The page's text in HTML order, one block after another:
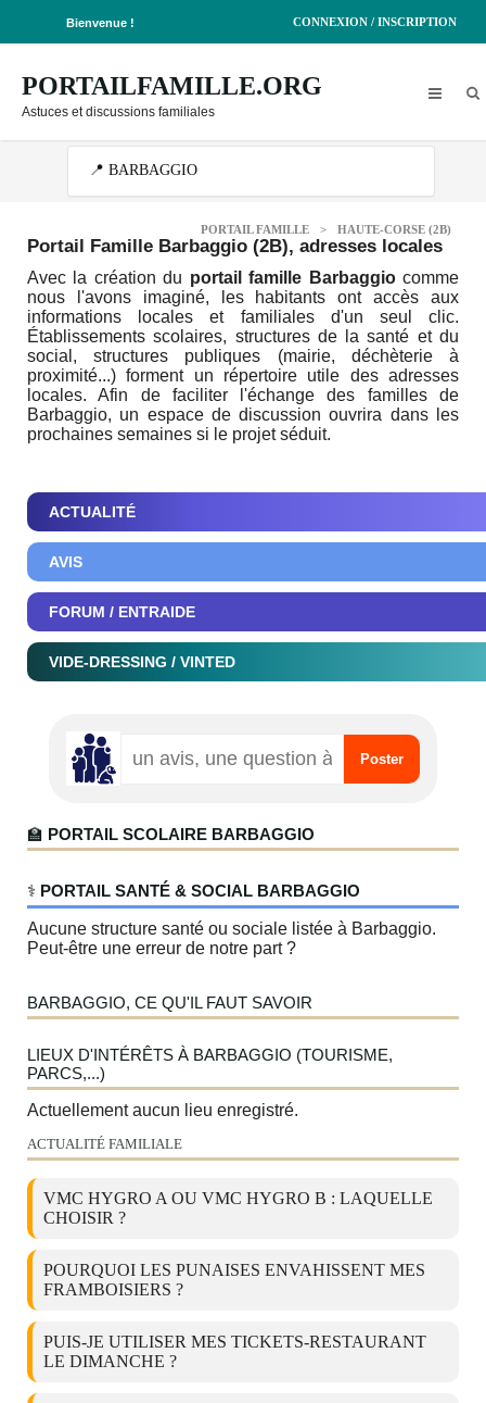
Bienvenue ! CONNEXION / INSCRIPTION
PORTAILFAMILLE.ORG
Astuces et discussions familiales
PORTAIL FAMILLE > HAUTE-CORSE (2B)
Portail Famille Barbaggio (2B), adresses locales
Avec la création du portail famille Barbaggiocomme
nous l'avons imaginé, les habitants ont accès aux
informations locales et familiales d'un seul clic.
Établissements scolaires, structures de la santé et du
social, structures publiques (mairie, déchèterie à
proximité...) forment un répertoire utile des adresses
locales. Afin de faciliter l'échange des familles de
Barbaggio, un espace de discussion ouvrira dans les
prochaines semaines si le projet séduit.
ACTUALITÉ
AVIS
FORUM / ENTRAIDE
VIDE-DRESSING / VINTED
🏫 PORTAIL SCOLAIRE BARBAGGIO
‍⚕️ PORTAIL SANTÉ & SOCIAL BARBAGGIO
Aucune structure santé ou sociale listée à Barbaggio.
Peut-être une erreur de notre part ?
BARBAGGIO, CE QU'IL FAUT SAVOIR
LIEUX D'INTÉRÊTS À BARBAGGIO (TOURISME,
PARCS,...)
Actuellement aucun lieu enregistré.
ACTUALITÉ FAMILIALE
VMC HYGRO A OU VMC HYGRO B : LAQUELLE
CHOISIR ?
POURQUOI LES PUNAISES ENVAHISSENT MES
FRAMBOISIERS ?
PUIS-JE UTILISER MES TICKETS-RESTAURANT
LE DIMANCHE ?